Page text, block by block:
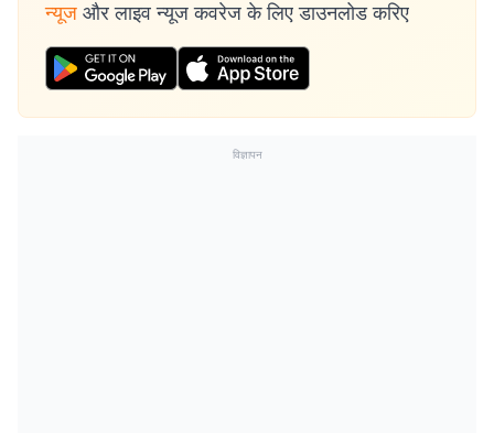
न्यूज और लाइव न्यूज कवरेज के लिए डाउनलोड करिए
विज्ञापन